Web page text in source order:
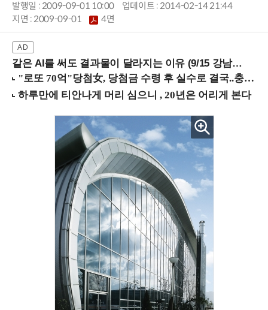
발행일 : 2009-09-01 10:00
업데이트 : 2014-02-14 21:44
지면 :2009-09-01 4면
같은 AI를 써도 결과물이 달라지는 이유 (9/15 강남역)